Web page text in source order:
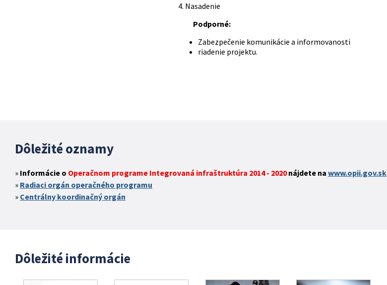
4. Nasadenie
Podporné:
Zabezpečenie komunikácie a informovanosti
riadenie projektu.
Dôležité oznamy
Informácie o Operačnom programe Integrovaná infraštruktúra 2014 - 2020nájdete na www.opii.gov.sk
Radiaci orgán operačného programu
Centrálny koordinačný orgán
Dôležité informácie